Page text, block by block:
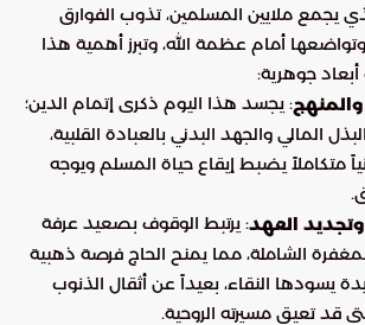
يجمع ملايين المسلمين، تذوب الفوارق
أمام عظمة الله، وتبرز أهمية هذا
جوهرية:
: يجسد هذا اليوم ذكرى إتمام الدين؛
المالي والجهد البدني بالعبادة القلبية،
متكاملاً يضبط إيقاع حياة المسلم ويوجه
العهد: يرتبط الوقوف بصعيد عرفة
الشاملة، مما يمنح الحاج فرصة ذهبية
يسودها النقاء، بعيداً عن أثقال الذنوب
قد تعيق مسيرته الروحية.